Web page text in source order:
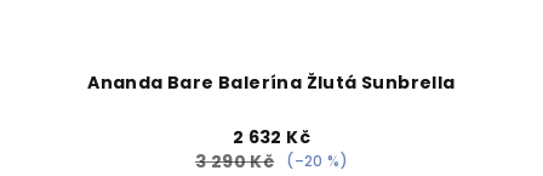
Ananda Bare Balerína Žlutá Sunbrella
2 632 Kč
3 290 Kč
(–20 %)